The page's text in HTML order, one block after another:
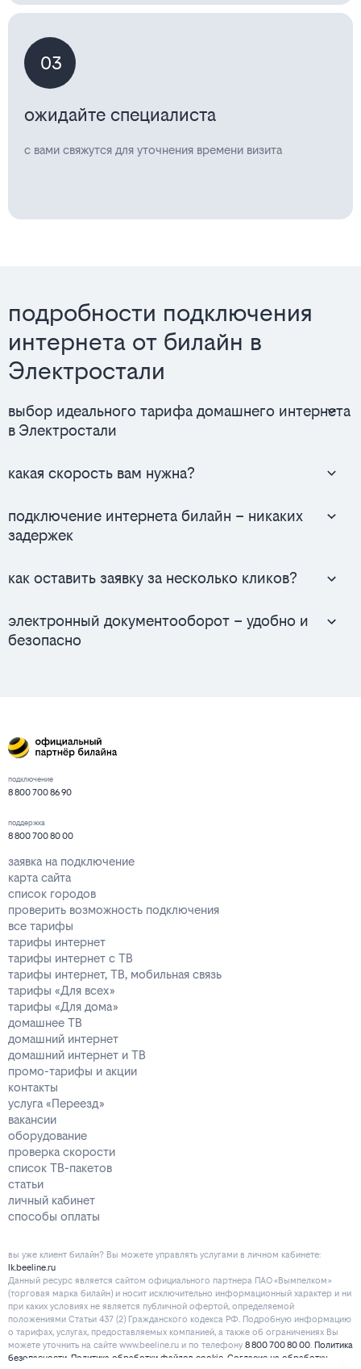
03
ожидайте специалиста
с вами свяжутся для уточнения времени визита
подробности подключения
интернета от билайн в
Электростали
выбор идеального тарифа домашнего интернета
в Электростали
какая скорость вам нужна?
подключение интернета билайн – никаких
задержек
как оставить заявку за несколько кликов?
электронный документооборот – удобно и
безопасно
подключение
8 800 700 86 90
поддержка
8 800 700 80 00
заявка на подключение
карта сайта
список городов
проверить возможность подключения
все тарифы
тарифы интернет
тарифы интернет с ТВ
тарифы интернет, ТВ, мобильная связь
тарифы «Для всех»
тарифы «Для дома»
домашнее ТВ
домашний интернет
домашний интернет и ТВ
промо-тарифы и акции
контакты
услуга «Переезд»
вакансии
оборудование
проверка скорости
список ТВ-пакетов
статьи
личный кабинет
способы оплаты
вы уже клиент билайн? Вы можете управлять услугами в личнoм кaбинeтe:
lk.beeline.ru
Данный ресурс является сайтом официального партнера ПАО «Вымпелком»
(торговая марка билайн) и носит исключительно информационный характер и ни
при каких условиях не является публичной офертой, определяемой
положениями Статьи 437 (2) Гражданского кодекса РФ. Подробную информацию
о тарифах, услугах, предоставляемых компанией, а также об ограничениях Вы
можете уточнить на сайте www.beeline.ru и по телефону 8 800 700 80 00. Политика
безопасности Политика обработки файлов cookie Согласие на обработку